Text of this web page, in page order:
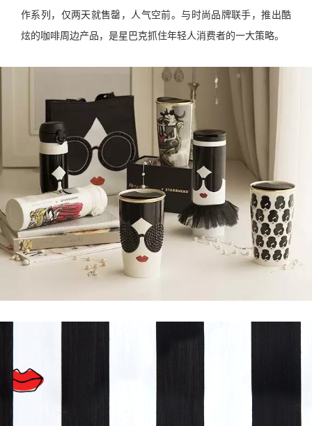
作系列，仅两天就售罄，人气空前。与时尚品牌联手，推出酷
炫的咖啡周边产品，是星巴克抓住年轻人消费者的一大策略。